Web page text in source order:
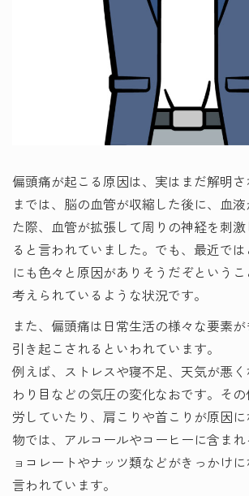
偏頭痛が起こる原因は、実はまだ解明
までは、脳の血管が収縮した後に、血
た際、血管が拡張して周りの神経を刺
ると言われていました。でも、最近で
にも色々と原因がありそうだぞという
考えられているような状況です。
また、偏頭痛は日常生活の様々な要素
引き起こされるといわれています。
例えば、ストレスや寝不足、天気が悪
わり目などの気圧の変化なおです。そ
労していたり、肩こりや首こりが原因
物では、アルコールやコーヒーに含ま
ョコレートやナッツ類などがきっかけ
言われています。